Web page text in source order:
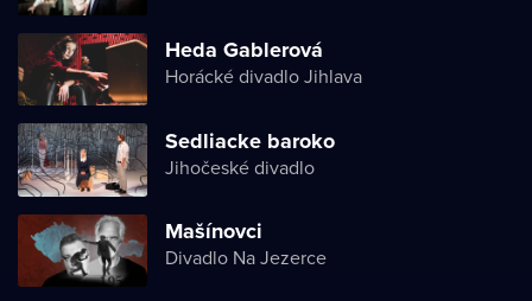
Heda Gablerová
Horácké divadlo Jihlava
Sedliacke baroko
Jihočeské divadlo
Mašínovci
Divadlo Na Jezerce